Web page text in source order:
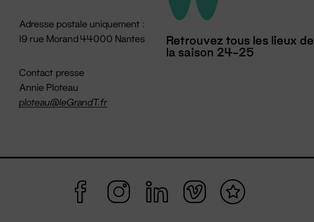
Adresse postale uniquement :
19 rue Morand 44000 Nantes
Contact presse
Annie Ploteau
ploteau@leGrandT.fr
Retrouvez tous les lieux de
la saison 24-25